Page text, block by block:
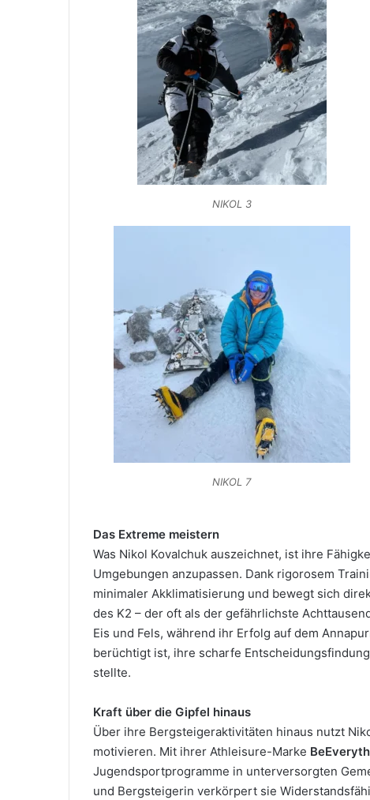
NIKOL 3
NIKOL 7
Das Extreme meistern
Was Nikol Kovalchuk auszeichnet, ist ihre
Umgebungen anzupassen. Dank rigorosem
minimaler Akklimatisierung und bewegt sich
des K2 – der oft als der gefährlichste
Eis und Fels, während ihr Erfolg auf dem
berüchtigt ist, ihre scharfe
stellte.
Kraft über die Gipfel hinaus
Über ihre Bergsteigeraktivitäten hinaus nutzt
motivieren. Mit ihrer Athleisure-Marke
Jugendsportprogramme in unterversorgten
und Bergsteigerin verkörpert sie